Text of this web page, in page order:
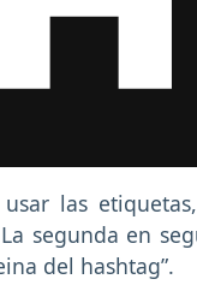
las
segunda en
del hashtag”.